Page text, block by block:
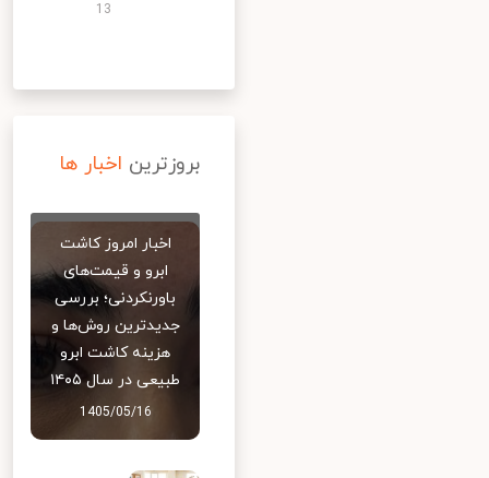
13
بروزترین اخبار ها
اخبار امروز کاشت
ابرو و قیمت‌های
باورنکردنی؛ بررسی
جدیدترین روش‌ها و
هزینه کاشت ابرو
طبیعی در سال ۱۴۰۵
1405/05/16